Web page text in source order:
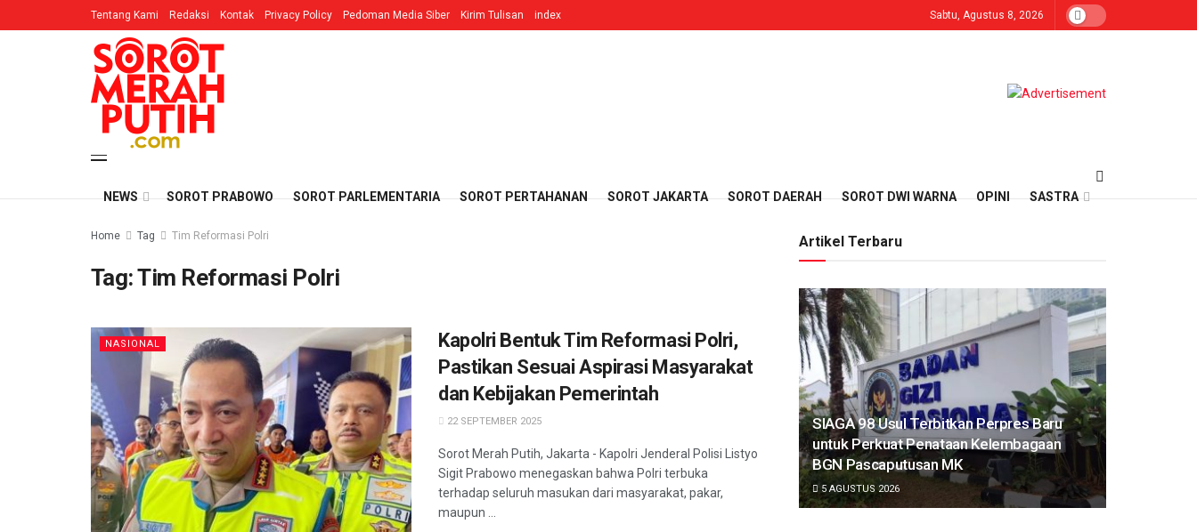
Tentang Kami Redaksi Kontak Privacy Policy Pedoman Media Siber Kirim Tulisan index Sabtu, Agustus 8, 2026
NEWS SOROT PRABOWO SOROT PARLEMENTARIA SOROT PERTAHANAN SOROT JAKARTA SOROT DAERAH SOROT DWI WARNA OPINI SASTRA
Home Tag Tim Reformasi Polri
Tag:Tim Reformasi Polri
NASIONAL
Kapolri Bentuk Tim Reformasi Polri,
Pastikan Sesuai Aspirasi Masyarakat
dan Kebijakan Pemerintah
22 SEPTEMBER 2025
Sorot Merah Putih, Jakarta - Kapolri Jenderal Polisi Listyo
Sigit Prabowo menegaskan bahwa Polri terbuka
terhadap seluruh masukan dari masyarakat, pakar,
maupun ...
Artikel Terbaru
SIAGA 98 Usul Terbitkan Perpres Baru
untuk Perkuat Penataan Kelembagaan
BGN Pascaputusan MK
5 AGUSTUS 2026